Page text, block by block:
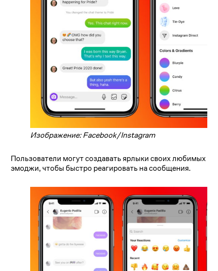
Изображение: Facebook/Instagram
Пользователи могут создавать ярлыки своих любимых
эмоджи, чтобы быстро реагировать на сообщения.